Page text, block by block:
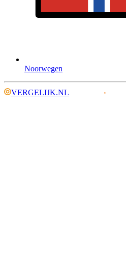
Noorwegen
VERGELIJK.NL